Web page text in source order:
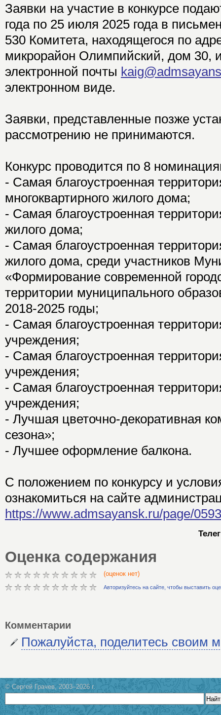
Заявки на участие в конкурсе
года по 25 июля 2025 года в
530 Комитета, находящегося по
микрорайон Олимпийский, дом 30,
электронной почты
электронном виде.
Заявки, представленные позже
рассмотрению не принимаются.
Конкурс проводится по 8
- Самая благоустроенная
многоквартирного жилого дома;
- Самая благоустроенная
жилого дома;
- Самая благоустроенная
жилого дома, среди участников
«Формирование современной
территории муниципального
2018-2025 годы;
- Самая благоустроенная
учреждения;
- Самая благоустроенная
учреждения;
- Самая благоустроенная
учреждения;
- Лучшая цветочно-декоративная
сезона»;
- Лучшее оформление балкона.
С положением по конкурсу и
ознакомиться на сайте
https://www.admsayansk.ru/page/
Оценка содержания
(оценок нет)
Авторизуйтесь на сайте, чтобы выставить
Комментарии
Пожалуйста, поделитесь своим
© Сергей Грачев, 2003–2026 г.